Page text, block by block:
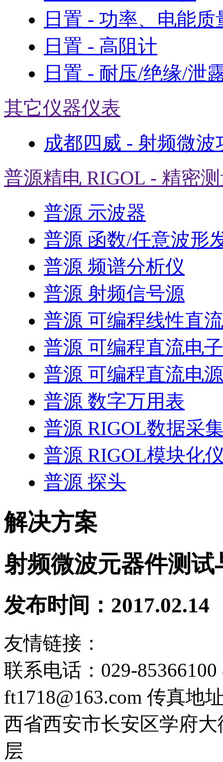
日置 - 功率、电能质
日置 - 高阻计
日置 - 耐压/绝缘/泄
其它仪器仪表
成都四威 - 射频微波
普源精电 RIGOL - 精密
普源 示波器
普源 函数/任意波形
普源 频谱分析仪
普源 射频信号源
普源 可编程线性直
普源 可编程直流电
普源 可编程直流电源
普源 数字万用表
普源 RIGOL数据采
普源 RIGOL模块化
普源 探头
解决方案
射频微波元器件测
发布时间：2017.02.14
友情链接：
联系电话：029-85366100
ft1718@163.com 传真地
西省西安市长安区学府
层